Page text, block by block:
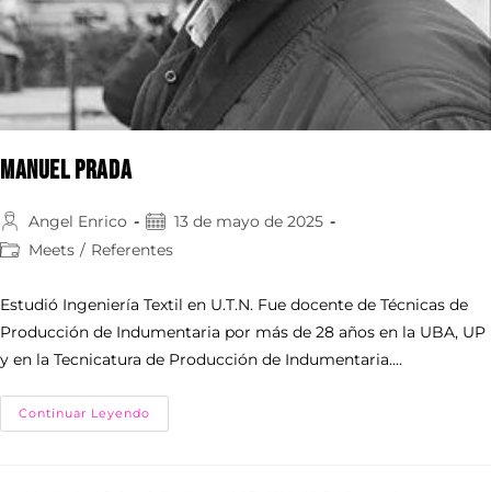
Manuel Prada
Angel Enrico
13 de mayo de 2025
Meets / Referentes
Estudió Ingeniería Textil en U.T.N. Fue docente de Técnicas de
Producción de Indumentaria por más de 28 años en la UBA, UP
y en la Tecnicatura de Producción de Indumentaria.…
Continuar Leyendo